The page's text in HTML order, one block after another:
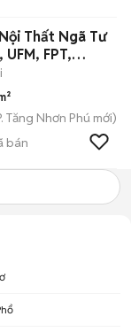
Thất Ngã Tư
FPT,
Tăng Nhơn Phú mới)
bán